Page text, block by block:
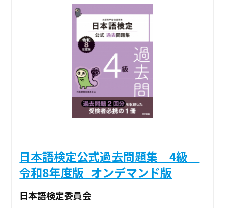
日本語検定公式過去問題集 4級
令和8年度版_オンデマンド版
日本語検定委員会